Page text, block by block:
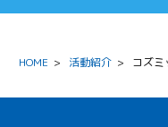
HOME > 活動紹介 > コズミ